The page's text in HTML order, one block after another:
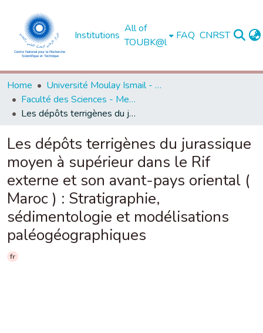
Institutions
All of
TOUBK@l
FAQ CNRST
Home
Université Moulay Ismail - Meknès -
Faculté des Sciences - Meknès
Les dépôts terrigènes du jurassique moyen à supérieur dans le Rif externe et son avant-pays oriental ( Maroc ) : Stratigraphie, sédimentologie et modélisations paléogéographiques
Les dépôts terrigènes du jurassique
moyen à supérieur dans le Rif
externe et son avant-pays oriental (
Maroc ) : Stratigraphie,
sédimentologie et modélisations
paléogéographiques
fr